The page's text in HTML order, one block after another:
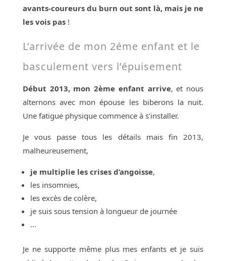
avants-coureurs du burn out sont là, mais je ne
les vois pas!
L’arrivée de mon 2éme enfant et le
basculement vers l’épuisement
Début 2013, mon 2ème enfant arrive, et nous
alternons avec mon épouse les biberons la nuit.
Une fatigue physique commence à s’installer.
Je vous passe tous les détails mais fin 2013,
malheureusement,
je multiplie les crises d’angoisse,
les insomnies,
les excès de colère,
je suis sous tension à longueur de journée
…
Je ne supporte même plus mes enfants et je suis